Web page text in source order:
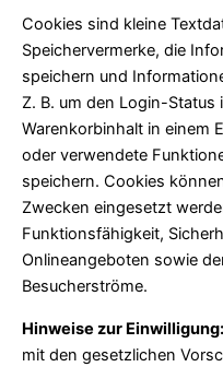
Cookies sind kleine
Speichervermerke, die
speichern und
Z. B. um den Login-
Warenkorbinhalt in einem
oder verwendete
speichern. Cookies
Zwecken eingesetzt
Funktionsfähigkeit,
Onlineangeboten sowie
Besucherströme.
Hinweise zur Einwilligung:
mit den gesetzlichen